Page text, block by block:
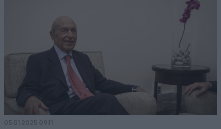
05·01·2025 09:11